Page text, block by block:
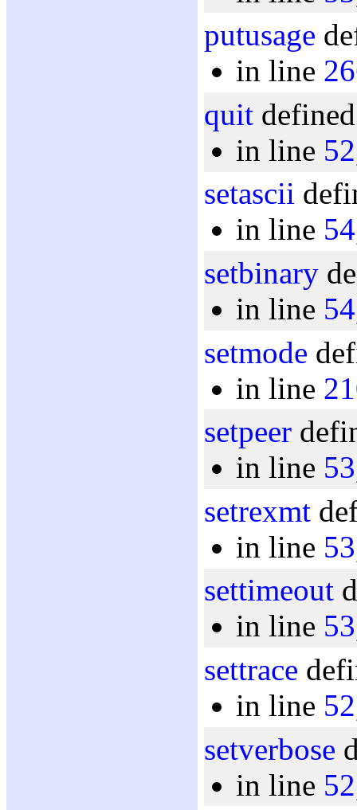
putusage
in line
quit
in line 52
setascii
in line 54
setbinary
in line 54
setmode
in line
setpeer
in line 53
setrexmt
in line 53
settimeout
in line 53
settrace
in line 52
setverbose
in line 52